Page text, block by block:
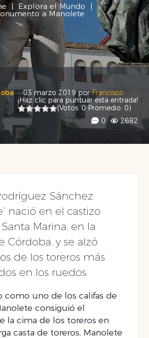
| Explora el Mundo |
a Manolete
03 marzo 2019porFrancisco
¡Haz clic para puntuar esta entrada!
(Votos:0Promedio: 0)
2682
0
Sánchez
nació en el castizo
Marina, en la
Córdoba, y se alzó
de los toreros más
en los ruedos.
como uno de los califas de
consiguió el
la cima de los toreros en
casta de toreros, Manolete